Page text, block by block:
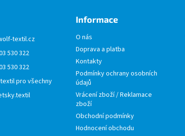
textil.cz
530 322
530 322
pro všechny
Informace
O nás
Doprava a platba
Kontakty
Podmínky ochrany osobních
údajů
Vrácení zboží / Reklamace
zboží
Obchodní podmínky
Hodnocení obchodu